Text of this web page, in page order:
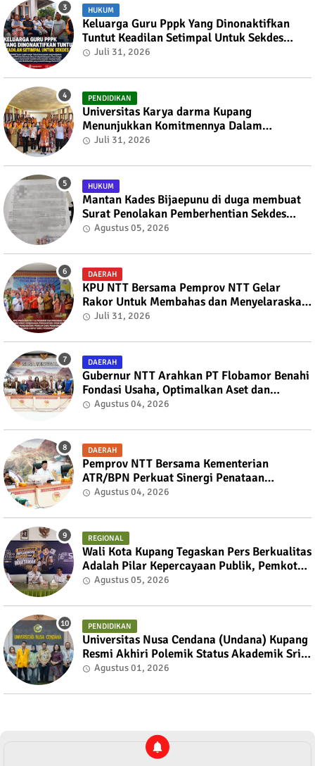
HUKUM
Keluarga Guru Pppk Yang Dinonaktifkan
Tuntut Keadilan Setimpal Untuk Sekdes
Bijaepunu
Juli 31, 2026
PENDIDIKAN
Universitas Karya darma Kupang
Menunjukkan Komitmennya Dalam
Mendukung Pembangunan Masyarakat
Juli 31, 2026
HUKUM
Mantan Kades Bijaepunu di duga membuat
Surat Penolakan Pemberhentian Sekdes
kepada Bupati TTS
Agustus 05, 2026
DAERAH
KPU NTT Bersama Pemprov NTT Gelar
Rakor Untuk Membahas dan Menyelaraskan
Draft Nota Kesepahaman
Juli 31, 2026
DAERAH
Gubernur NTT Arahkan PT Flobamor Benahi
Fondasi Usaha, Optimalkan Aset dan
Ekspansi Bisnis
Agustus 04, 2026
DAERAH
Pemprov NTT Bersama Kementerian
ATR/BPN Perkuat Sinergi Penataan
Pertanahan dan Tata Ruang
Agustus 04, 2026
REGIONAL
Wali Kota Kupang Tegaskan Pers Berkualitas
Adalah Pilar Kepercayaan Publik, Pemkot
Siap Perkuat Kolaborasi dengan SMSI NTT
Agustus 05, 2026
PENDIDIKAN
Universitas Nusa Cendana (Undana) Kupang
Resmi Akhiri Polemik Status Akademik Sri
Sulastri Hamza Melalui Mekanisme Dialog
Agustus 01, 2026